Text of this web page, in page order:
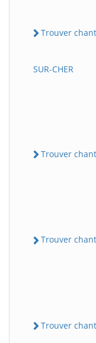
Trouver
SUR-CHER
Trouver
Trouver
Trouver